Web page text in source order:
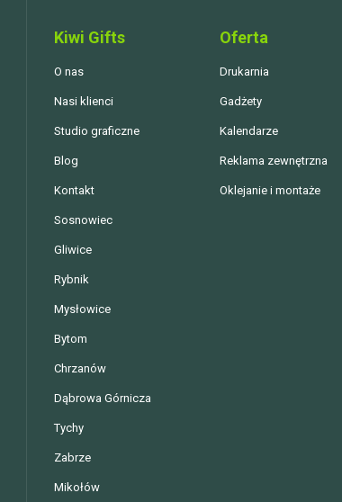
Kiwi Gifts
O nas
Nasi klienci
Studio graficzne
Blog
Kontakt
Sosnowiec
Gliwice
Rybnik
Mysłowice
Bytom
Chrzanów
Dąbrowa Górnicza
Tychy
Zabrze
Mikołów
Oferta
Drukarnia
Gadżety
Kalendarze
Reklama zewnętrzna
Oklejanie i montaże